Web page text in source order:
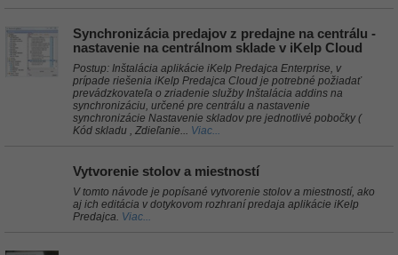
Synchronizácia predajov z predajne na centrálu -
nastavenie na centrálnom sklade v iKelp Cloud
Postup: Inštalácia aplikácie iKelp Predajca Enterprise, v
prípade riešenia iKelp Predajca Cloud je potrebné požiadať
prevádzkovateľa o zriadenie služby Inštalácia addins na
synchronizáciu, určené pre centrálu a nastavenie
synchronizácie Nastavenie skladov pre jednotlivé pobočky (
Kód skladu , Zdieľanie... Viac...
Vytvorenie stolov a miestností
V tomto návode je popísané vytvorenie stolov a miestností, ako
aj ich editácia v dotykovom rozhraní predaja aplikácie iKelp
Predajca. Viac...